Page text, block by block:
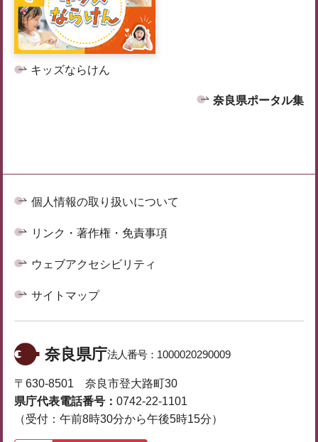
キッズならけん
奈良県ポータル集
個人情報の取り扱いについて
リンク・著作権・免責事項
ウェブアクセシビリティ
サイトマップ
奈良県庁法人番号： 1000020290009
〒630-8501 奈良市登大路町30
県庁代表電話番号： 0742-22-1101
（受付：午前8時30分から午後5時15分）